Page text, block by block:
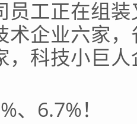
员工正在组
术企业六家
，科技小巨
、6.7%！